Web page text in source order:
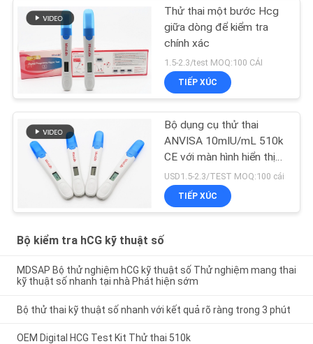
Thử thai một bước Hcg
giữa dòng để kiểm tra
chính xác
1.5-2.3/test MOQ:100 CÁI
TIẾP XÚC
Bộ dụng cụ thử thai
ANVISA 10mIU/mL 510k
CE với màn hình hiển thị
kết quả chính xác kỹ
thuật số
USD1.5-2.3/TEST MOQ:100 cái
TIẾP XÚC
Bộ kiểm tra hCG kỹ thuật số
MDSAP Bộ thử nghiệm hCG kỹ thuật số Thử nghiệm mang thai
kỹ thuật số nhanh tại nhà Phát hiện sớm
Bộ thử thai kỹ thuật số nhanh với kết quả rõ ràng trong 3 phút
OEM Digital HCG Test Kit Thử thai 510k